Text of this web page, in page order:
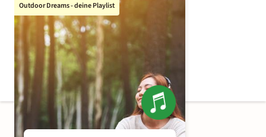
Outdoor Dreams - deine Playlist